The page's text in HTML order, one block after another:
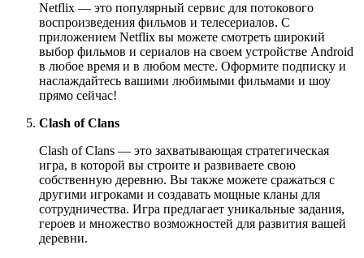
Netflix — это популярный сервис для потокового
воспроизведения фильмов и телесериалов. С
приложением Netflix вы можете смотреть широкий
выбор фильмов и сериалов на своем устройстве Android
в любое время и в любом месте. Оформите подписку и
наслаждайтесь вашими любимыми фильмами и шоу
прямо сейчас!
Clash of Clans
Clash of Clans — это захватывающая стратегическая
игра, в которой вы строите и развиваете свою
собственную деревню. Вы также можете сражаться с
другими игроками и создавать мощные кланы для
сотрудничества. Игра предлагает уникальные задания,
героев и множество возможностей для развития вашей
деревни.